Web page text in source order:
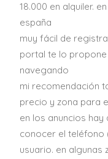
18.000 en alquiler.
españa
muy fácil de
portal te lo
navegando
mi recomendación
precio y zona para
en los anuncios
conocer el
usuario. en